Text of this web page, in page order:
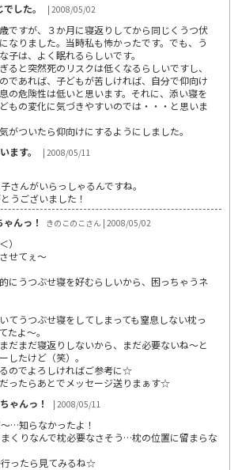
した。
| 2008/05/02
ですが、３か月に寝返りしてから同じくうつ伏
なりました。当時私も怖かったです。でも、う
子は、よく眠れるらしいです。
ると突然死のリスクは低くなるらしいですし、
であれば、子どもが苦しければ、自分で仰向け
の危険性は低いと思います。それに、添い寝を
もの変化に気づきやすいのでは・・・と思いま
がついたら仰向けにするようにしました。
ます。
| 2008/05/11
さんがいらっしゃるんですね。
うございました！
んっ！
きのこのこさん | 2008/05/02
）
せてぇ～
にうつぶせ寝を好むらしいから、困っちゃうネ
てうつぶせ寝をしてしまっても窒息しない枕っ
たよ～。
だまだ寝返りしないから、まだ必要ないね～と
したけど（笑）。
のでよろしければご参考に☆
ったらあとでメッセージ送りまぁす☆
ゃんっ！
| 2008/05/11
…知らなかったよ！
くりなんで枕必要なさそう…枕の位置に留まらな
ったら見てみるね☆